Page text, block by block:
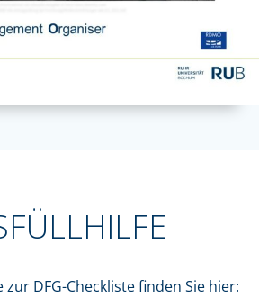
DFG-Checkliste finden Sie hier: